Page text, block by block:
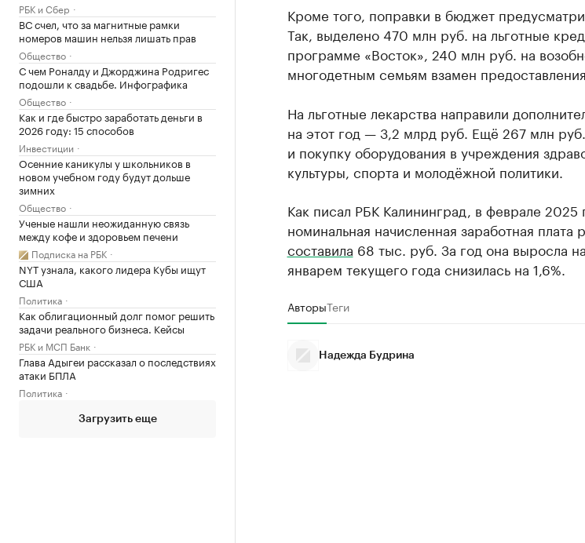
РБК и Сбер
ВС счел, что за магнитные рамки
номеров машин нельзя лишать прав
Общество
С чем Роналду и Джорджина Родригес
подошли к свадьбе. Инфографика
Общество
Как и где быстро заработать деньги в
2026 году: 15 способов
Инвестиции
Осенние каникулы у школьников в
новом учебном году будут дольше
зимних
Общество
Ученые нашли неожиданную связь
между кофе и здоровьем печени
Подписка на РБК
NYT узнала, какого лидера Кубы ищут
США
Политика
Как облигационный долг помог решить
задачи реального бизнеса. Кейсы
РБК и МСП Банк
Глава Адыгеи рассказал о последствиях
атаки БПЛА
Политика
Загрузить еще
Кроме того, поправки в бюджет
Так, выделено 470 млн руб. на льготные
программе «Восток», 240 млн руб. на
многодетным семьям взамен
На льготные лекарства направили
на этот год — 3,2 млрд руб. Ещё 267 млн
и покупку оборудования в учреждения
культуры, спорта и молодёжной политики.
Как писал РБК Калининград, в феврале 2025
номинальная начисленная заработная плата
составила 68 тыс. руб. За год она выросла
январем текущего года снизилась на 1,6%.
АвторыТеги
Надежда Будрина